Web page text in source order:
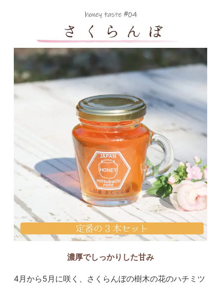
濃厚でしっかりした甘み
4月から5月に咲く、さくらんぼの樹木の花のハチミツ